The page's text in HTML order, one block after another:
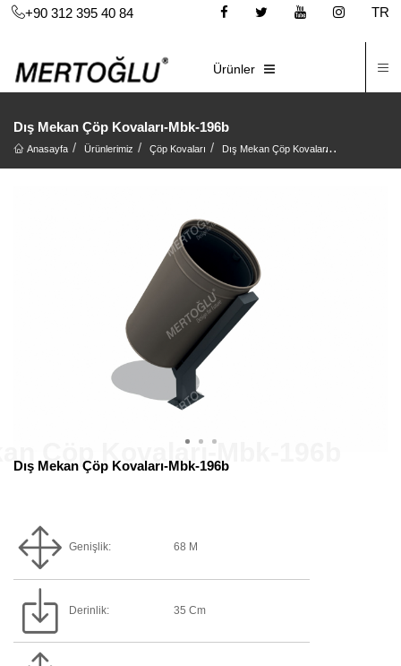
+90 312 395 40 84
TR
Ürünler
Dış Mekan Çöp Kovaları-Mbk-196b
Anasayfa Ürünlerimiz Çöp Kovaları Dış Mekan Çöp Kovaları
Dış Mekan Çöp Kovaları-Mbk-196b
Genişlik: 68 M
Derinlik: 35 Cm